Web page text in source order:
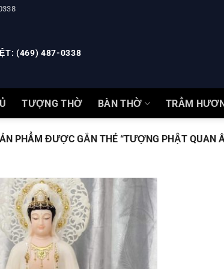
(469) 487-0338
TƯỢNG THỜ BÀN THỜ TRẦM
PHẨM ĐƯỢC GẮN THẺ “TƯỢNG PHẬT QUAN